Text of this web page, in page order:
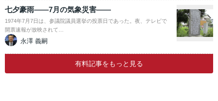
七夕豪雨――7月の気象災害――
1974年7月7日は、参議院議員選挙の投票日であった。夜、テレビで
開票速報が放映されて…
永澤 義嗣
有料記事をもっと見る